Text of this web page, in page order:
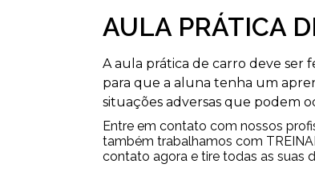
AULA PRÁTICA
A aula prática de carro deve ser
para que a aluna tenha um
situações adversas que podem
Entre em contato com nossos
também trabalhamos com
contato agora e tire todas as suas